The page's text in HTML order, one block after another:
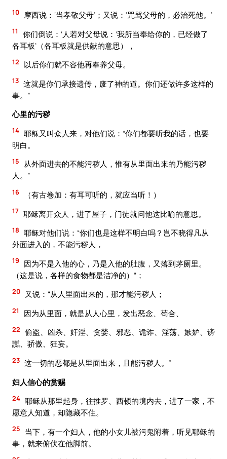
10 摩西说：‘当孝敬父母’；又说：‘咒骂父母的，必治死他。’
11
你们倒说：‘人若对父母说：‘我所当奉给你的，已经做了
各耳板’（各耳板就是供献的意思），
12 以后你们就不容他再奉养父母。
13 这就是你们承接遗传，废了神的道。你们还做许多这样的
事。”
心里的污秽
14 耶稣又叫众人来，对他们说：“你们都要听我的话，也要
明白。
15
从外面进去的不能污秽人，惟有从里面出来的乃能污秽
人。”
16 （有古卷加：有耳可听的，就应当听！）
17 耶稣离开众人，进了屋子，门徒就问他这比喻的意思。
18 耶稣对他们说：“你们也是这样不明白吗？岂不晓得凡从
外面进入的，不能污秽人，
19
因为不是入他的心，乃是入他的肚腹，又落到茅厕里。
（这是说，各样的食物都是洁净的）”；
20 又说：“从人里面出来的，那才能污秽人；
21 因为从里面，就是从人心里，发出恶念、苟合、
22 偷盗、凶杀、奸淫、贪婪、邪恶、诡诈、淫荡、嫉妒、谤
讟、骄傲、狂妄。
23 这一切的恶都是从里面出来，且能污秽人。”
妇人信心的赏赐
24 耶稣从那里起身，往推罗、西顿的境内去，进了一家，不
愿意人知道，却隐藏不住。
25
当下，有一个妇人，他的小女儿被污鬼附着，听见耶稣的
事，就来俯伏在他脚前。